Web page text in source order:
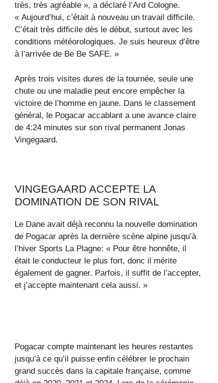
très, très agréable », a déclaré l’Ard Cologne.
« Aujourd’hui, c’était à nouveau un travail difficile.
C’était très difficile dès le début, surtout avec les
conditions météorologiques. Je suis heureux d’être
à l’arrivée de Be Be SAFE. »
Après trois visites dures de la tournée, seule une
chute ou une maladie peut encore empêcher la
victoire de l’homme en jaune. Dans le classement
général, le Pogacar accablant a une avance claire
de 4:24 minutes sur son rival permanent Jonas
Vingegaard.
VINGEGAARD ACCEPTE LA
DOMINATION DE SON RIVAL
Le Dane avait déjà reconnu la nouvelle domination
de Pogacar après la dernière scène alpine jusqu’à
l’hiver Sports La Plagne: « Pour être honnête, il
était le conducteur le plus fort, donc il mérite
également de gagner. Parfois, il suffit de l’accepter,
et j’accepte maintenant cela aussi. »
Pogacar compte maintenant les heures restantes
jusqu’à ce qu’il puisse enfin célébrer le prochain
grand succès dans la capitale française, comme